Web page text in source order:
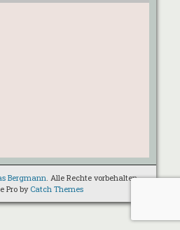
Bergmann. Alle Rechte vorbehalten.
Pro by Catch Themes